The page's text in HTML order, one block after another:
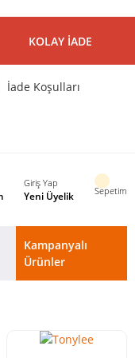
KOLAY İADE
İade Koşulları
Giriş Yap
Yeni Üyelik Sepetim
Kampanyalı
Ürünler